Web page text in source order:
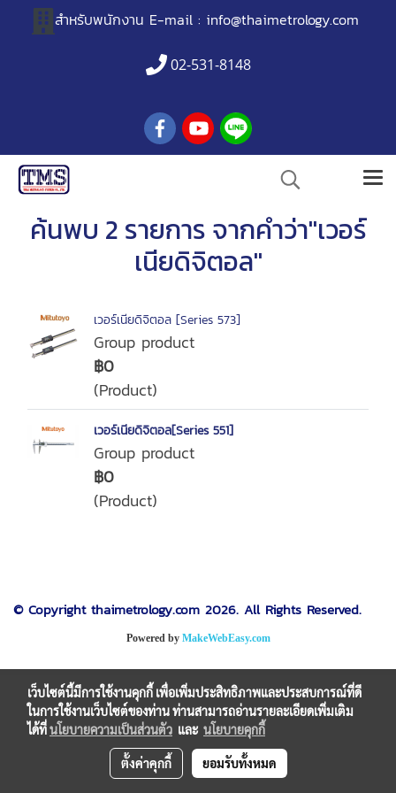
สำหรับพนักงาน E-mail : info@thaimetrology.com
02-531-8148
ค้นพบ 2 รายการ จากคำว่า"เวอร์
เนียดิจิตอล"
เวอร์เนียดิจิตอล [Series 573]
Group product
฿0
(Product)
เวอร์เนียดิจิตอล[Series 551]
Group product
฿0
(Product)
© Copyright thaimetrology.com 2026. All Rights Reserved.
Powered by MakeWebEasy.com
เว็บไซต์นี้มีการใช้งานคุกกี้ เพื่อเพิ่มประสิทธิภาพและประสบการณ์ที่ดี
ในการใช้งานเว็บไซต์ของท่าน ท่านสามารถอ่านรายละเอียดเพิ่มเติม
ได้ที่นโยบายความเป็นส่วนตัว และ นโยบายคุกกี้
ตั้งค่าคุกกี้ ยอมรับทั้งหมด